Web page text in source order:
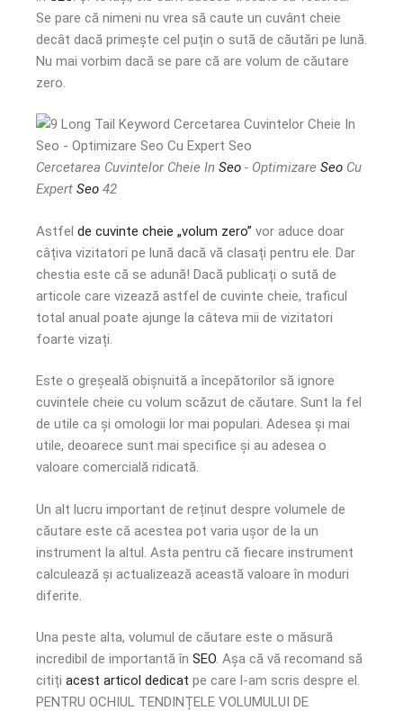
Se pare că nimeni nu vrea să caute un cuvânt cheie
decât dacă primește cel puțin o sută de căutări pe lună.
Nu mai vorbim dacă se pare că are volum de căutare
zero.
Cercetarea Cuvintelor Cheie In Seo - Optimizare Seo Cu
Expert Seo 42
Astfel de cuvinte cheie „volum zero” vor aduce doar
câțiva vizitatori pe lună dacă vă clasați pentru ele. Dar
chestia este că se adună! Dacă publicați o sută de
articole care vizează astfel de cuvinte cheie, traficul
total anual poate ajunge la câteva mii de vizitatori
foarte vizați.
Este o greșeală obișnuită a începătorilor să ignore
cuvintele cheie cu volum scăzut de căutare. Sunt la fel
de utile ca și omologii lor mai populari. Adesea și mai
utile, deoarece sunt mai specifice și au adesea o
valoare comercială ridicată.
Un alt lucru important de reținut despre volumele de
căutare este că acestea pot varia ușor de la un
instrument la altul. Asta pentru că fiecare instrument
calculează și actualizează această valoare în moduri
diferite.
Una peste alta, volumul de căutare este o măsură
incredibil de importantă în SEO. Așa că vă recomand să
citiți acest articol dedicat pe care l-am scris despre el.
PENTRU OCHIUL TENDINȚELE VOLUMULUI DE